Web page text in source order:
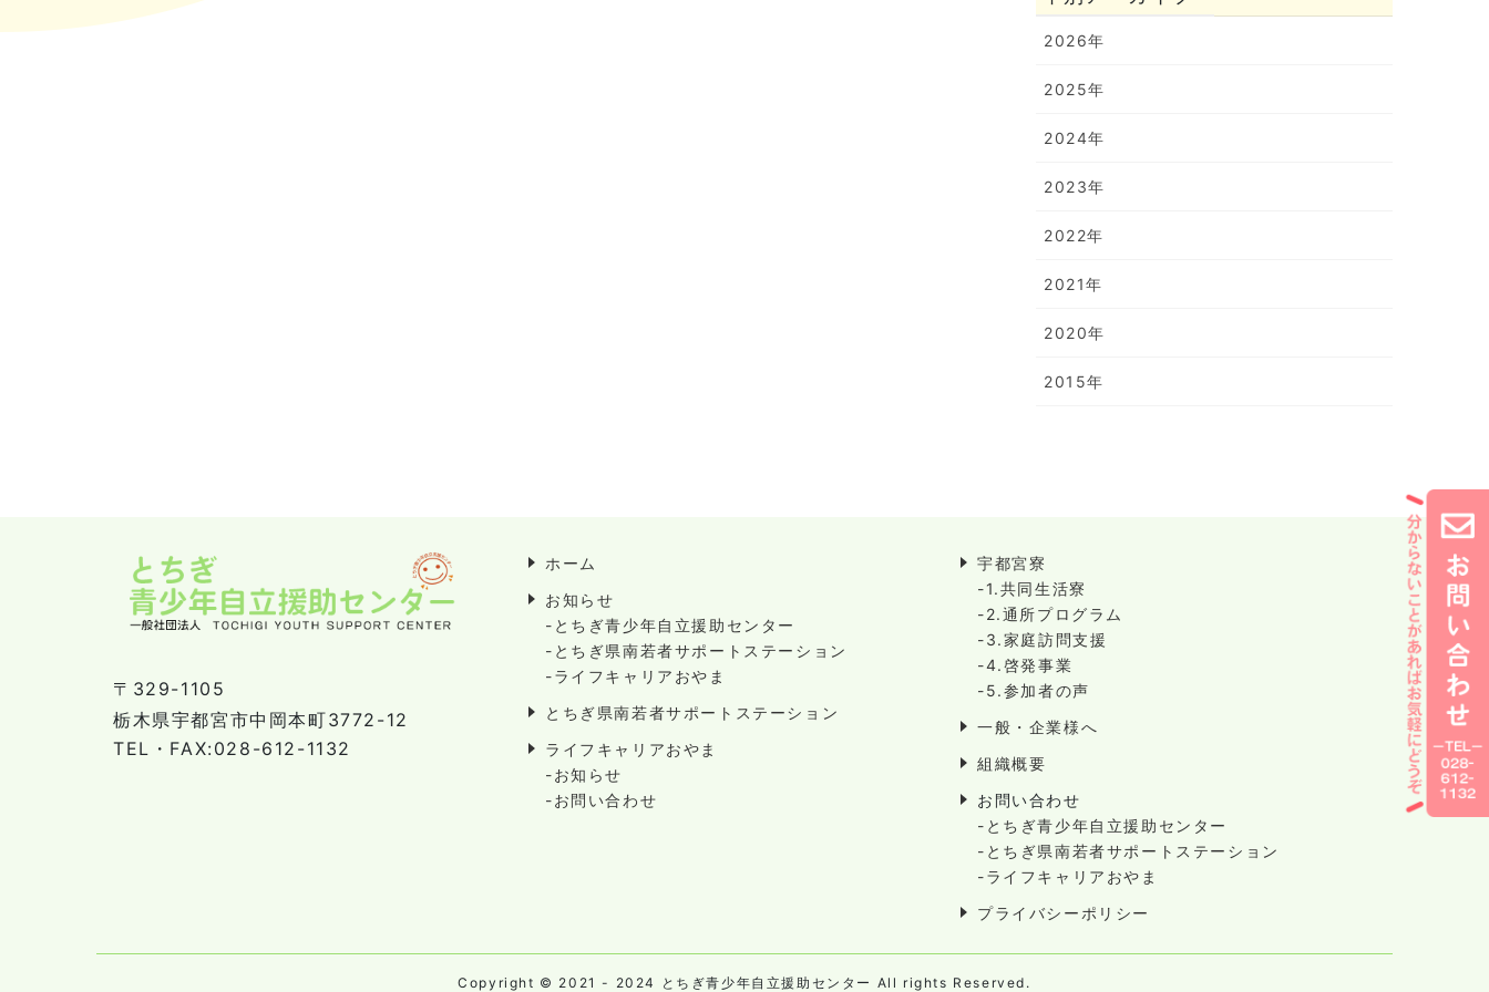
2026年
2025年
2024年
2023年
2022年
2021年
2020年
2015年
〒329-1105
栃木県宇都宮市中岡本町3772-12
TEL・FAX:028-612-1132
ホーム
お知らせ
-とちぎ青少年自立援助センター
-とちぎ県南若者サポートステーション
-ライフキャリアおやま
とちぎ県南若者サポートステーション
ライフキャリアおやま
-お知らせ
-お問い合わせ
宇都宮寮
-1.共同生活寮
-2.通所プログラム
-3.家庭訪問支援
-4.啓発事業
-5.参加者の声
一般・企業様へ
組織概要
お問い合わせ
-とちぎ青少年自立援助センター
-とちぎ県南若者サポートステーション
-ライフキャリアおやま
プライバシーポリシー
Copyright © 2021 - 2024 とちぎ青少年自立援助センター All rights Reserved.